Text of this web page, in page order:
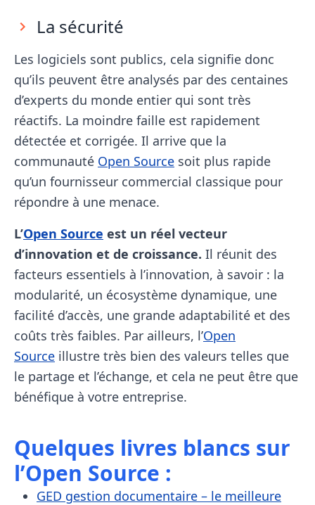
La sécurité
Les logiciels sont publics, cela signifie donc
qu’ils peuvent être analysés par des centaines
d’experts du monde entier qui sont très
réactifs. La moindre faille est rapidement
détectée et corrigée. Il arrive que la
communauté Open Source soit plus rapide
qu’un fournisseur commercial classique pour
répondre à une menace.
L’Open Source est un réel vecteur
d’innovation et de croissance. Il réunit des
facteurs essentiels à l’innovation, à savoir : la
modularité, un écosystème dynamique, une
facilité d’accès, une grande adaptabilité et des
coûts très faibles. Par ailleurs, l’Open
Source illustre très bien des valeurs telles que
le partage et l’échange, et cela ne peut être que
bénéfique à votre entreprise.
Quelques livres blancs sur
l’Open Source :
GED gestion documentaire – le meilleure